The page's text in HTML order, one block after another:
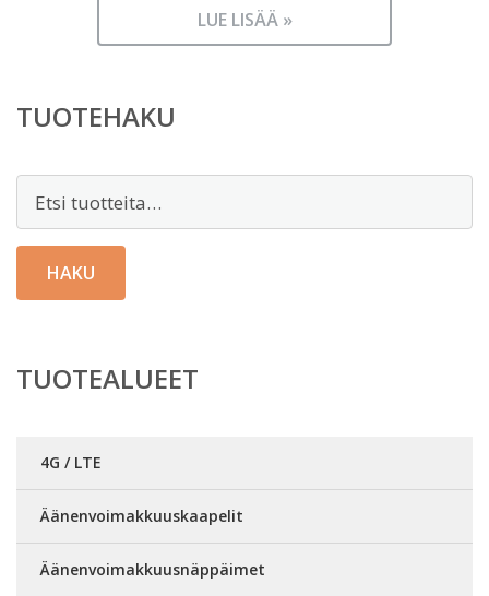
LUE LISÄÄ »
TUOTEHAKU
HAKU
TUOTEALUEET
4G / LTE
Äänenvoimakkuuskaapelit
Äänenvoimakkuusnäppäimet